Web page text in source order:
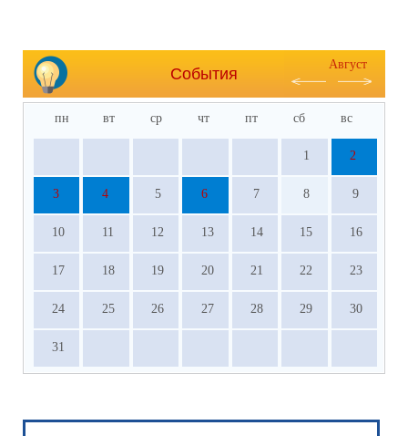
События
Август
пн вт ср чт пт сб вс
1 2
3 4 5 6 7 8 9
10 11 12 13 14 15 16
17 18 19 20 21 22 23
24 25 26 27 28 29 30
31